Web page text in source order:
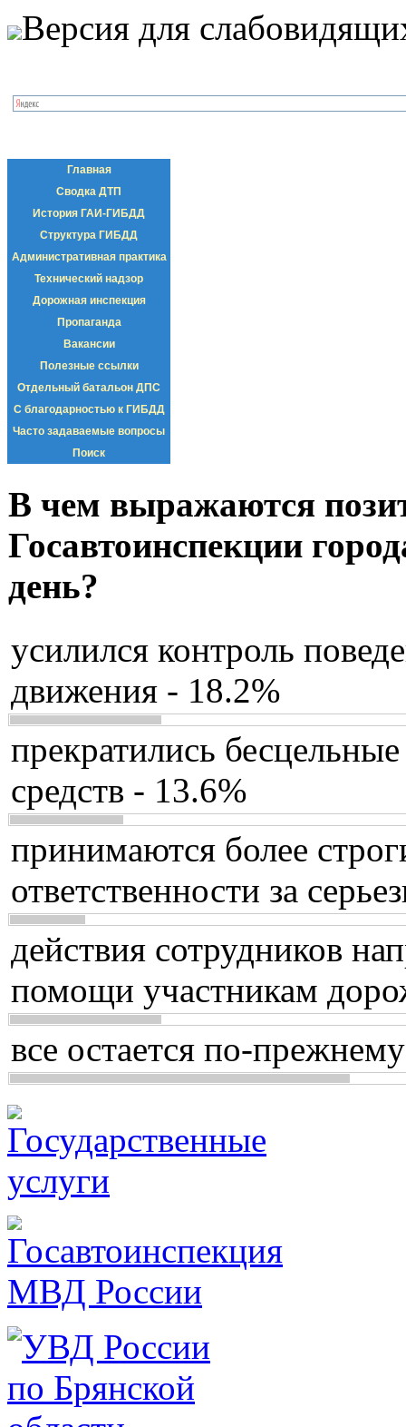
Версия для
Главная
Сводка ДТП
История ГАИ-ГИБДД
Структура ГИБДД
Административная практика
Технический надзор
Дорожная инспекция
Пропаганда
Вакансии
Полезные ссылки
Отдельный батальон ДПС
С благодарностью к ГИБДД
Часто задаваемые вопросы
Поиск
В чем выражаются
Госавтоинспекции
день?
усилился контроль
движения - 18.2%
прекратились
средств - 13.6%
принимаются более
ответственности за
действия сотрудников
помощи участникам
все остается по-